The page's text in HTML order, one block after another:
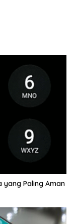
yang Paling Aman